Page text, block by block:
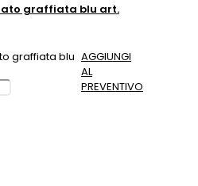
graffiata blu art.
graffiata blu AGGIUNGI
AL
PREVENTIVO